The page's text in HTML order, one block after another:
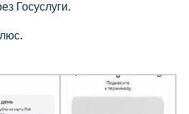
Госуслуги.